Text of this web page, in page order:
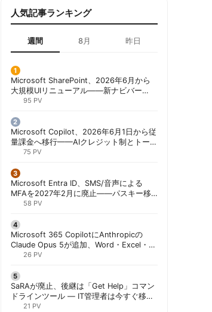
人気記事ランキング
週間 8月 昨日
Microsoft SharePoint、2026年6月から
大規模UIリニューアル——新ナビバー
「Discover/Publish/Build」とAI機能を段
95 PV
Microsoft Copilot、2026年6月1日から従
量課金へ移行——AIクレジット制とトーク
ンコストで「メーターショック」を回避
75 PV
Microsoft Entra ID、SMS/音声による
MFAを2027年2月に廃止——パスキー移
行が既定に | 胡田昌彦
58 PV
Microsoft 365 CopilotにAnthropicの
Claude Opus 5が追加、Word・Excel・
PowerPointで選択可能に | 胡田昌彦
26 PV
SaRAが廃止、後継は「Get Help」コマン
ドラインツール — IT管理者は今すぐ移行
計画を | 胡田昌彦
21 PV